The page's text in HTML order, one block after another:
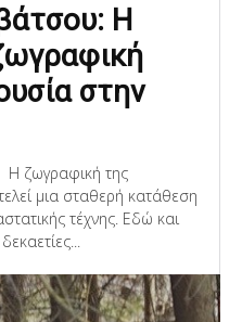
Η
στην
μια σταθερή κατάθεση
τέχνης. Εδώ και